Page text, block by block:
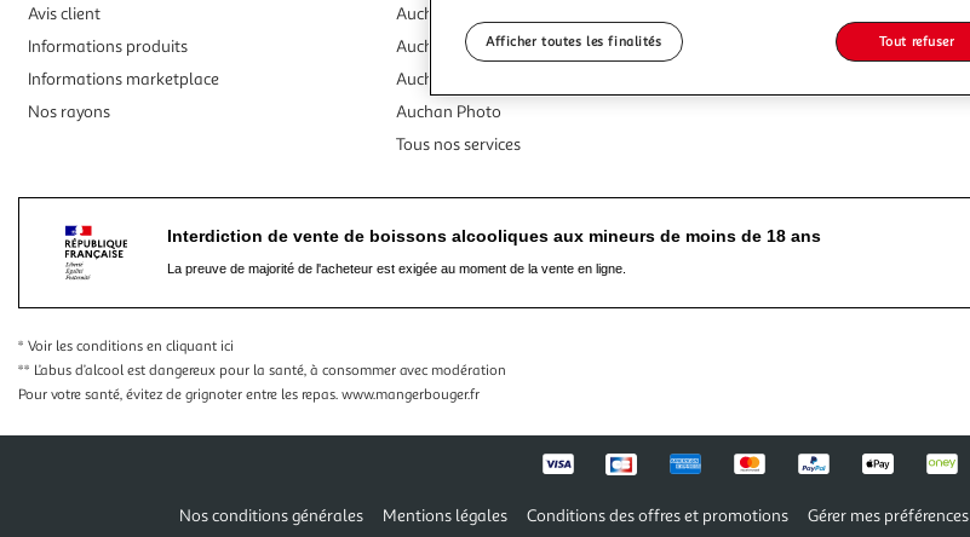
Avis client
Informations produits
Informations marketplace
Nos rayons
Auchan Traiteur
Auchan Voyages
Auchan Billetterie
Auchan Photo
Tous nos services
Interdiction de vente de boissons alcooliques aux mineurs de moins de 18 ans
La preuve de majorité de l'acheteur est exigée au moment de la vente en ligne.
* Voir les conditions en cliquant ici
** L’abus d’alcool est dangereux pour la santé, à consommer avec modération
Pour votre santé, évitez de grignoter entre les repas. www.mangerbouger.fr
Nos conditions générales Mentions légales Conditions des offres et promotions Gérer mes préférences
Afficher toutes les finalités Tout refuser